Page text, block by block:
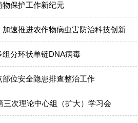
保护工作新纪元
加速推进农作物病虫害防治科技创新
分环状单链DNA病毒
部位安全隐患排查整治工作
三次理论中心组（扩大）学习会